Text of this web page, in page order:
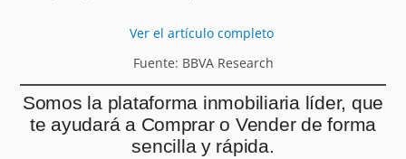
Ver el artículo completo
Fuente: BBVA Research
Somos la plataforma inmobiliaria líder, que
te ayudará a Comprar o Vender de forma
sencilla y rápida.